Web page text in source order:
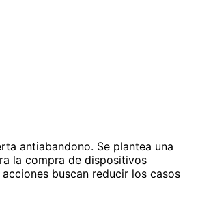
antiabandono. Se plantea una
la compra de dispositivos
buscan reducir los casos